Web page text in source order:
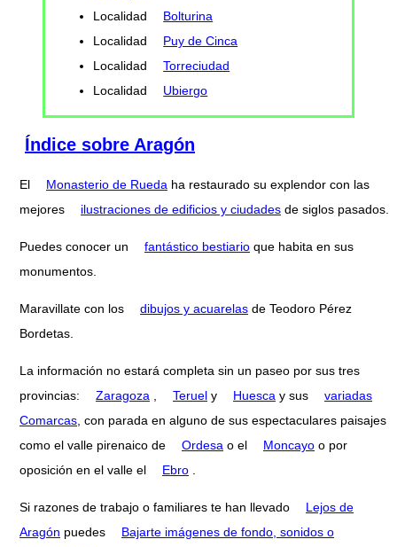
Localidad
Bolturina
Localidad
Puy de Cinca
Localidad
Torreciudad
Localidad
Ubiergo
Índice sobre Aragón
El Monasterio de Rueda ha restaurado su explendor con las
mejores
ilustraciones de edificios y ciudades de siglos pasados.
Puedes conocer un fantástico bestiario que habita en sus
monumentos.
Maravillate con los dibujos y acuarelas de Teodoro Pérez
Bordetas.
La información no estará completa sin un paseo por sus tres
provincias:
Zaragoza Teruel y Huesca y sus
variadas
Comarcas , con parada en alguno de sus espectaculares paisajes
como el valle pirenaico de
Ordesa o el Moncayo o por
oposición en el valle el
Ebro
Si razones de trabajo o familiares te han llevado
Lejos de
Aragón puedes
Bajarte imágenes de fondo, sonidos o